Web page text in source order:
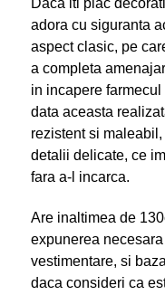
adora cu siguranta
aspect clasic, pe
a completa
in incapere
data aceasta
rezistent si
detalii delicate, ce
fara a-l incarca.
Are inaltimea de
expunerea
vestimentare, si
daca consideri ca